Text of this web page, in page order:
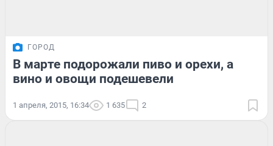
ГОРОД
В марте подорожали пиво и орехи, а
вино и овощи подешевели
1 апреля, 2015, 16:34 1 635 2